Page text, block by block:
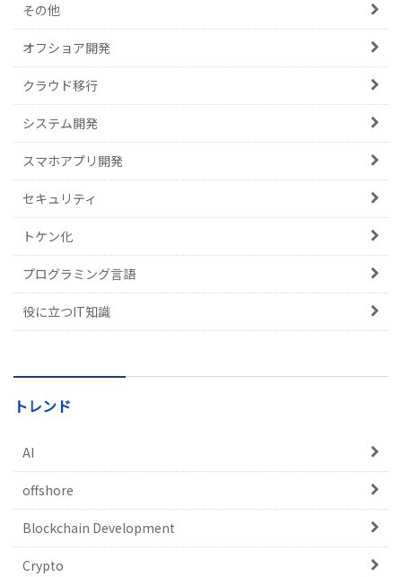
その他
オフショア開発
クラウド移行
システム開発
スマホアプリ開発
セキュリティ
トケン化
プログラミング言語
役に立つIT知識
トレンド
AI
offshore
Blockchain Development
Crypto